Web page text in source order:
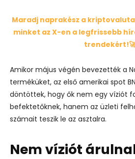
Maradj naprakész a
minket az X-en a legfrissebb
Amikor május végén bevezették a
terméküket, az első amerikai spot
döntöttek, hogy ők nem egy víziót
befektetőknek, hanem az üzleti
számait teszik le az asztalra.
Nem víziót